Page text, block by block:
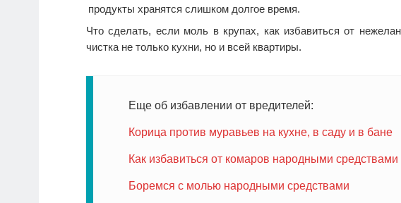
продукты хранятся слишком долгое время.
Что сделать, если моль в крупах, как избавиться от
чистка не только кухни, но и всей квартиры.
Еще об избавлении от вредителей:
Корица против муравьев на кухне, в саду и в бане
Как избавиться от комаров народными средствами
Боремся с молью народными средствами